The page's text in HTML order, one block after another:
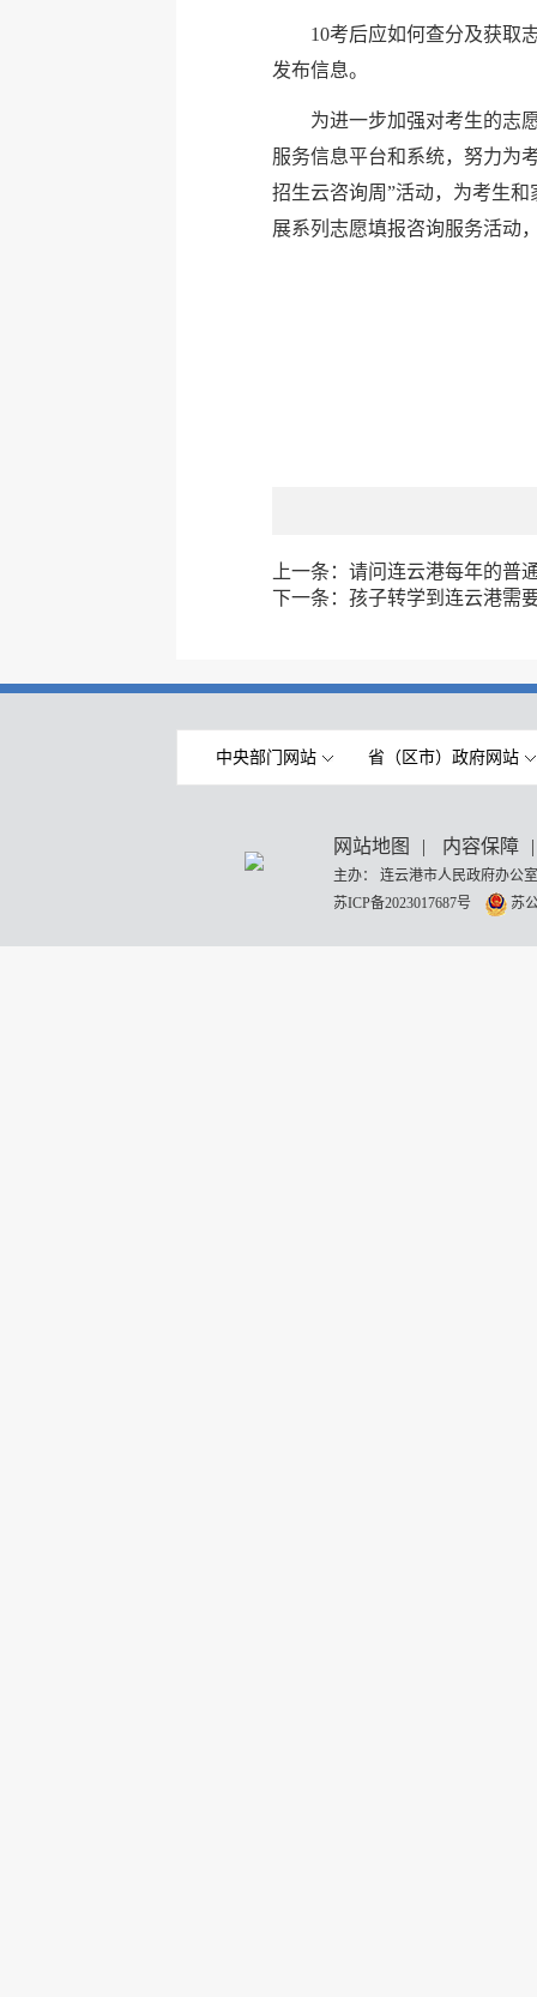
10考后应如何查分及获取
发布信息。
为进一步加强对考生的志
服务信息平台和系统，努力为
招生云咨询周”活动，为考生
展系列志愿填报咨询服务活动
上一条： 请问连云港每年的普
下一条： 孩子转学到连云港需
中央部门网站 省（区市）政府网站
网站地图 | 内容保障 |
主办： 连云港市人民政府办
苏ICP备2023017687号
苏